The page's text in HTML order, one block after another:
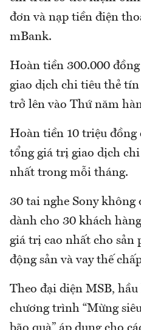
đơn và nạp tiền điện
mBank.
Hoàn tiền 300.000
giao dịch chi tiêu thẻ
trở lên vào Thứ năm
Hoàn tiền 10 triệu đồng
tổng giá trị giao dịch
nhất trong mỗi tháng.
30 tai nghe Sony
dành cho 30 khách
giá trị cao nhất cho sản
động sản và vay thế
Theo đại diện MSB,
chương trình “Mừng